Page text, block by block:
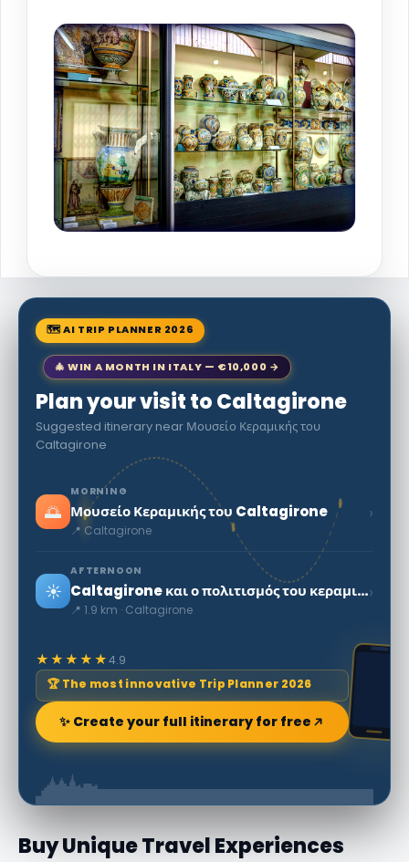
🗺 AI TRIP PLANNER 2026
🎄 WIN A MONTH IN ITALY — €10,000 →
Plan your visit to Caltagirone
Suggested itinerary near Μουσείο Κεραμικής του
Caltagirone
🌅
MORNING
Μουσείο Κεραμικής του Caltagirone
📍 Caltagirone
›
☀️
AFTERNOON
Caltagirone και ο πολιτισμός του κεραμικού
📍 1.9 km · Caltagirone
›
★★★★★4.9
🏆 The most innovative Trip Planner 2026
✨ Create your full itinerary for free
Buy Unique Travel Experiences